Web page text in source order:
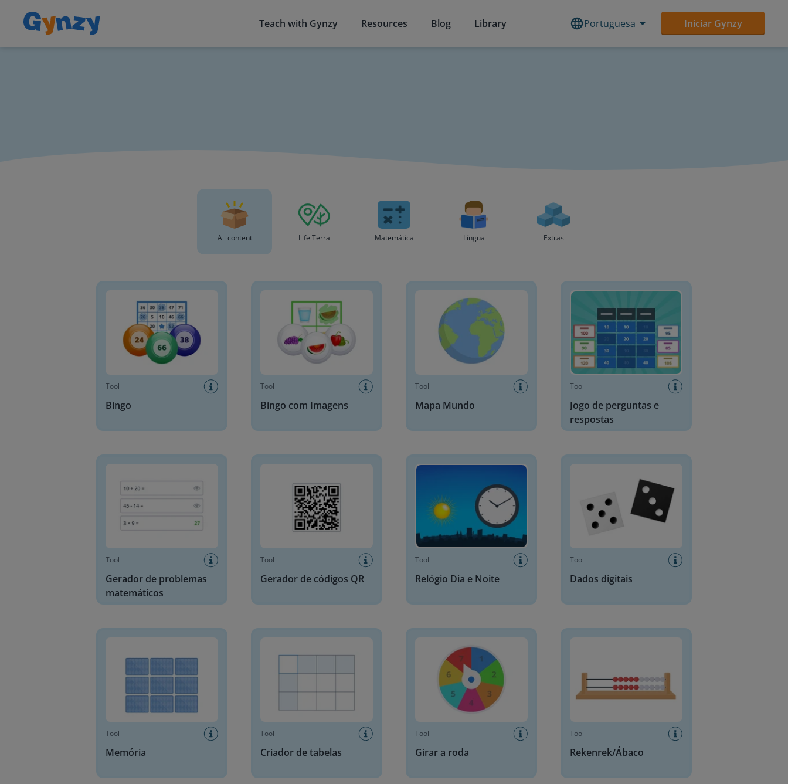
Teach with Gynzy Resources Blog Library Portuguesa Iniciar Gynzy
All content Life Terra Matemática Língua Extras
Tool
Bingo
Tool
Bingo com Imagens
Tool
Mapa Mundo
Tool
Jogo de perguntas e
respostas
Tool
Gerador de problemas
matemáticos
Tool
Gerador de códigos QR
Tool
Relógio Dia e Noite
Tool
Dados digitais
Tool
Memória
Tool
Criador de tabelas
Tool
Girar a roda
Tool
Rekenrek/Ábaco